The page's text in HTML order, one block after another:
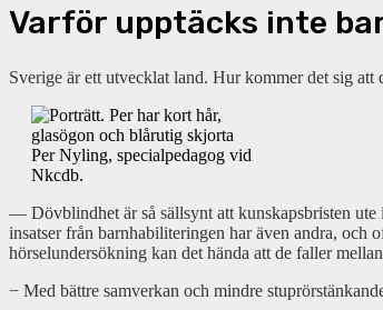
Varför upptäcks inte
Sverige är ett utvecklat land. Hur kommer det sig att
Per Nyling, specialpedagog vid
Nkcdb.
— Dövblindhet är så sällsynt att kunskapsbristen ute
insatser från barnhabiliteringen har även andra, och
hörselundersökning kan det hända att de faller
− Med bättre samverkan och mindre